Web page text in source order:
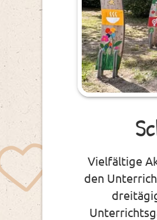
Vielfältige
den